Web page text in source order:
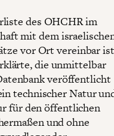
des OHCHR im
mit dem
vor Ort vereinbar
die unmittelbar
veröffentlicht
technischer Natur
für den öffentlichen
und ohne